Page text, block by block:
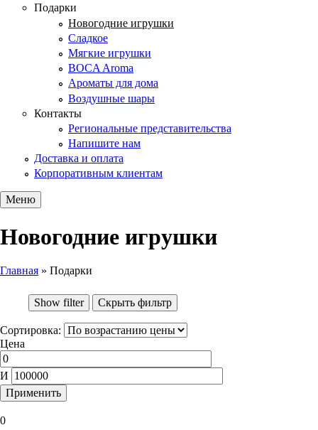
Подарки
Новогодние игрушки
Сладкое
Мягкие игрушки
BOCA Aroma
Ароматы для дома
Воздушные шары
Контакты
Региональные представительства
Напишите нам
Доставка и оплата
Корпоративным клиентам
Меню
Новогодние игрушки
Главная » Подарки
Show filter Скрыть фильтр
Сортировка:
Цена
И
0